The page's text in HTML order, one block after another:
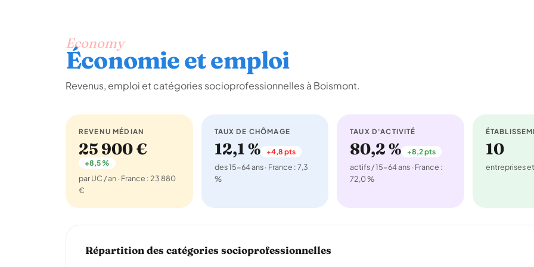
Economy
Économie et emploi
Revenus, emploi et catégories socioprofessionnelles à Boismont.
REVENU MÉDIAN
25 900 €
+8,5 %
par UC / an · France : 23 880
€
TAUX DE CHÔMAGE
12,1 % +4,8 pts
des 15-64 ans · France : 7,3
%
TAUX D'ACTIVITÉ
80,2 % +8,2 pts
actifs / 15-64 ans · France :
72,0 %
10
entreprises
Répartition des catégories socioprofessionnelles